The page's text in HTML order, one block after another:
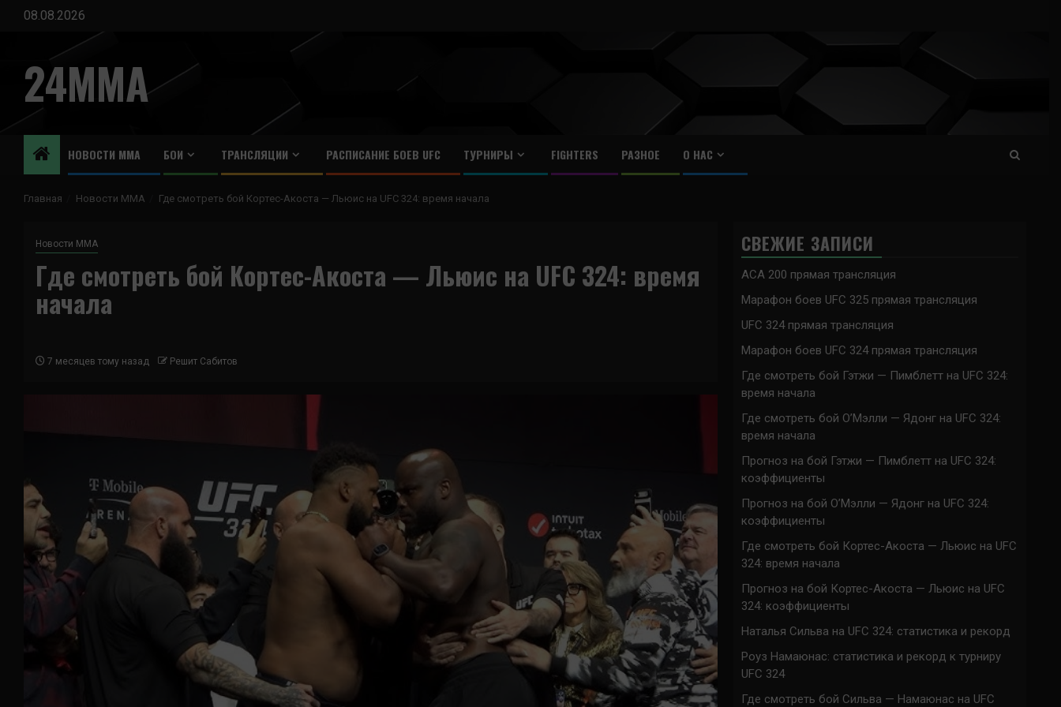
Перейти
содержимому
08.08.2026
24MMA
НОВОСТИ ММА БОИ ТРАНСЛЯЦИИ РАСПИСАНИЕ БОЕВ UFC ТУРНИРЫ FIGHTERS РАЗНОЕ О НАС
Главная Новости ММА Где смотреть бой Кортес-Акоста — Льюис на UFC 324: время начала
Новости ММА
Где смотреть бой Кортес-Акоста — Льюис на UFC 324: время
начала
7 месяцев тому назад Решит Сабитов
СВЕЖИЕ ЗАПИСИ
ACA 200 прямая трансляция
Марафон боев UFC 325 прямая трансляция
UFC 324 прямая трансляция
Марафон боев UFC 324 прямая трансляция
Где смотреть бой Гэтжи — Пимблетт на UFC 324:
время начала
Где смотреть бой О’Мэлли — Ядонг на UFC 324:
время начала
Прогноз на бой Гэтжи — Пимблетт на UFC 324:
коэффициенты
Прогноз на бой О’Мэлли — Ядонг на UFC 324:
коэффициенты
Где смотреть бой Кортес-Акоста — Льюис на UFC
324: время начала
Прогноз на бой Кортес-Акоста — Льюис на UFC
324: коэффициенты
Наталья Сильва на UFC 324: статистика и рекорд
Роуз Намаюнас: статистика и рекорд к турниру
UFC 324
Где смотреть бой Сильва — Намаюнас на UFC